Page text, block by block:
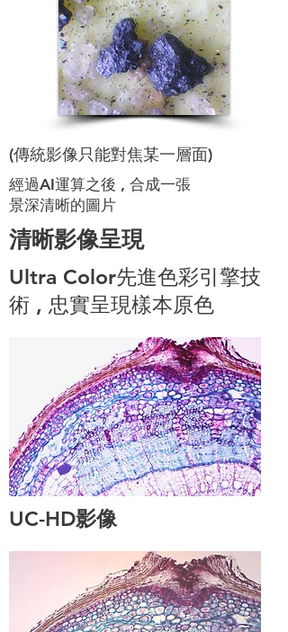
(傳統影像只能對焦某一層面)
經過AI運算之後 , 合成一張
景深清晰的圖片
清晰影像呈現
Ultra Color先進色彩引擎技
術 , 忠實呈現樣本原色
UC-HD影像